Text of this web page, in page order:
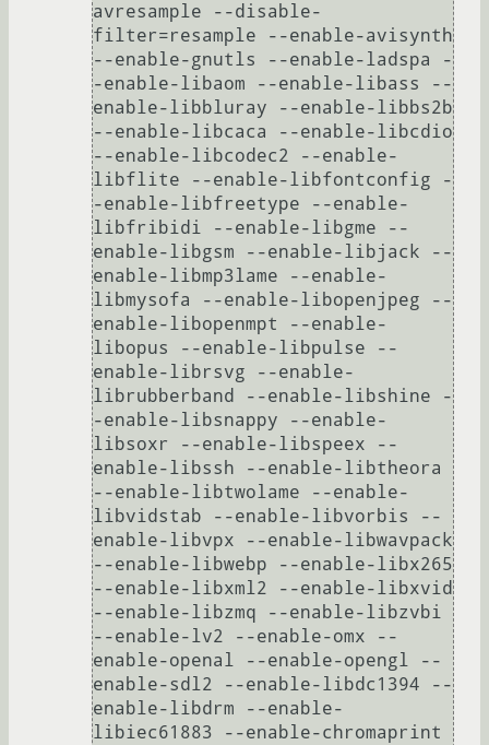
avresample --disable-
filter=resample --enable-avisynth
--enable-gnutls --enable-ladspa -
-enable-libaom --enable-libass --
enable-libbluray --enable-libbs2b
--enable-libcaca --enable-libcdio
--enable-libcodec2 --enable-
libflite --enable-libfontconfig -
-enable-libfreetype --enable-
libfribidi --enable-libgme --
enable-libgsm --enable-libjack --
enable-libmp3lame --enable-
libmysofa --enable-libopenjpeg --
enable-libopenmpt --enable-
libopus --enable-libpulse --
enable-librsvg --enable-
librubberband --enable-libshine -
-enable-libsnappy --enable-
libsoxr --enable-libspeex --
enable-libssh --enable-libtheora
--enable-libtwolame --enable-
libvidstab --enable-libvorbis --
enable-libvpx --enable-libwavpack
--enable-libwebp --enable-libx265
--enable-libxml2 --enable-libxvid
--enable-libzmq --enable-libzvbi
--enable-lv2 --enable-omx --
enable-openal --enable-opengl --
enable-sdl2 --enable-libdc1394 --
enable-libdrm --enable-
libiec61883 --enable-chromaprint